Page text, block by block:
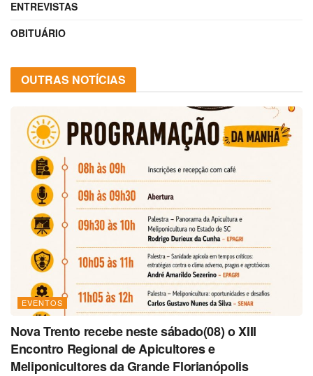
ENTREVISTAS
OBITUÁRIO
OUTRAS NOTÍCIAS
EVENTOS
Nova Trento recebe neste sábado(08) o XIII
Encontro Regional de Apicultores e
Meliponicultores da Grande Florianópolis